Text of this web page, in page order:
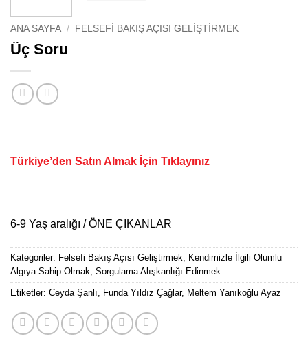
ANA SAYFA / FELSEFI BAKIŞ AÇISI GELIŞTIRMEK
Üç Soru
Türkiye’den Satın Almak İçin Tıklayınız
6-9 Yaş aralığı / ÖNE ÇIKANLAR
Kategoriler: Felsefi Bakış Açısı Geliştirmek, Kendimizle İlgili Olumlu
Algıya Sahip Olmak, Sorgulama Alışkanlığı Edinmek
Etiketler: Ceyda Şanlı, Funda Yıldız Çağlar, Meltem Yanıkoğlu Ayaz